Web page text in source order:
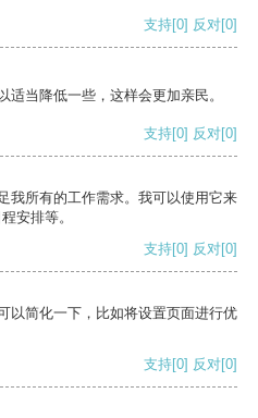
支持[0] 反对[0]
当降低一些，这样会更加亲民。
支持[0] 反对[0]
我所有的工作需求。我可以使用它来
安排等。
支持[0] 反对[0]
以简化一下，比如将设置页面进行优
支持[0] 反对[0]